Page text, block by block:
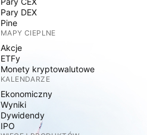
Pary DEX
Pine
MAPY CIEPLNE
Akcje
ETFy
Monety kryptowalutowe
KALENDARZE
Ekonomiczny
Wyniki
Dywidendy
IPO